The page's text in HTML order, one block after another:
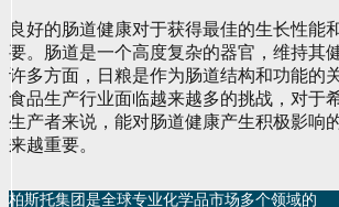
良好的肠道健康对于获得最佳的生长性能
要。肠道是一个高度复杂的器官，维持其
许多方面，日粮是作为肠道结构和功能的
食品生产行业面临越来越多的挑战，对于
生产者来说，能对肠道健康产生积极影响
来越重要。
柏斯托集团是全球专业化学品市场多个领域的